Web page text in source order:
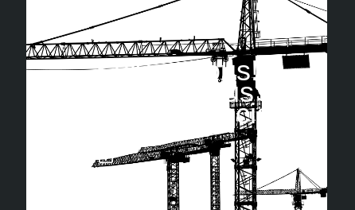
Suivez nous!
Retrouvez-nous sur
les réseaux sociaux